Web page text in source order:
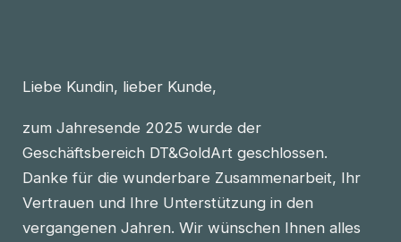
Liebe Kundin, lieber Kunde,
zum Jahresende 2025 wurde der
Geschäftsbereich DT&GoldArt geschlossen.
Danke für die wunderbare Zusammenarbeit, Ihr
Vertrauen und Ihre Unterstützung in den
vergangenen Jahren. Wir wünschen Ihnen alles